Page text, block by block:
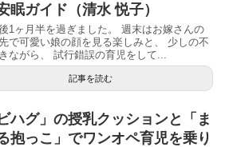
眠ガイド（清水 悦子）
1ヶ月半を過ぎました。 週末はお嫁さんの
で可愛い娘の顔を見る楽しみと、 少しの不
ながら、 試行錯誤の育児をして...
記事を読む
ハグ」の授乳クッションと「ま
抱っこ」でワンオペ育児を乗り